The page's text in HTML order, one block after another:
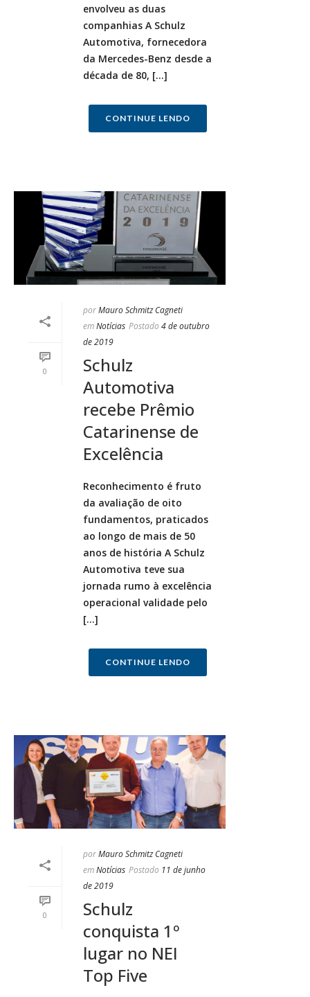
envolveu as duas
companhias A Schulz
Automotiva, fornecedora
da Mercedes-Benz desde a
década de 80, [...]
CONTINUE LENDO
0
porMauro Schmitz Cagneti
emNotícias Postado 4 de outubro
de 2019
Schulz
Automotiva
recebe Prêmio
Catarinense de
Excelência
Reconhecimento é fruto
da avaliação de oito
fundamentos, praticados
ao longo de mais de 50
anos de história A Schulz
Automotiva teve sua
jornada rumo à excelência
operacional validade pelo
[...]
CONTINUE LENDO
0
porMauro Schmitz Cagneti
emNotícias Postado 11 de junho
de 2019
Schulz
conquista 1º
lugar no NEI
Top Five